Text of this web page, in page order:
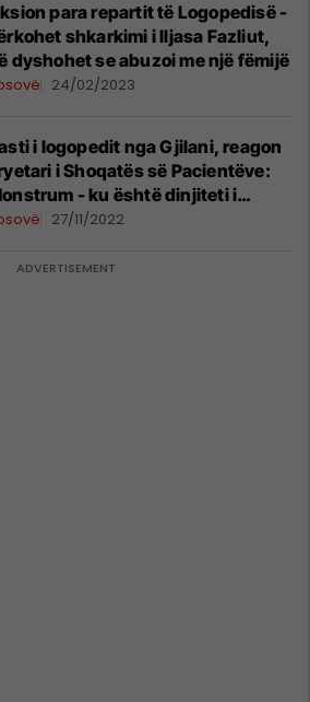
para repartit të Logopedisë -
shkarkimi i Iljasa Fazliut,
dyshohet se abuzoi me një fëmijë
24/02/2023
i logopedit nga Gjilani, reagon
i Shoqatës së Pacientëve:
- ku është dinjiteti i
27/11/2022